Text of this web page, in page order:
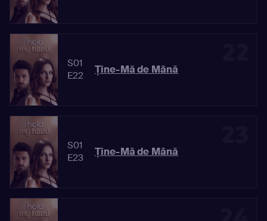
S01
E22
Ține-Mă de Mână
S01
E23
Ține-Mă de Mână